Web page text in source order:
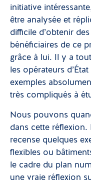
initiative
être analysée et
difficile d’obtenir
bénéficiaires de ce
grâce à lui. Il y a
les opérateurs
exemples
très compliqués à
Nous pouvons
dans cette réflexion.
recense quelques
flexibles ou
le cadre du plan
une vraie réflexion